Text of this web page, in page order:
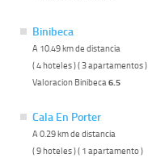
Binibeca
A 10.49 km de distancia
( 4 hoteles ) ( 3 apartamentos )
Valoracion Binibeca6.5
Cala En Porter
A 0.29 km de distancia
( 9 hoteles ) ( 1 apartamento )